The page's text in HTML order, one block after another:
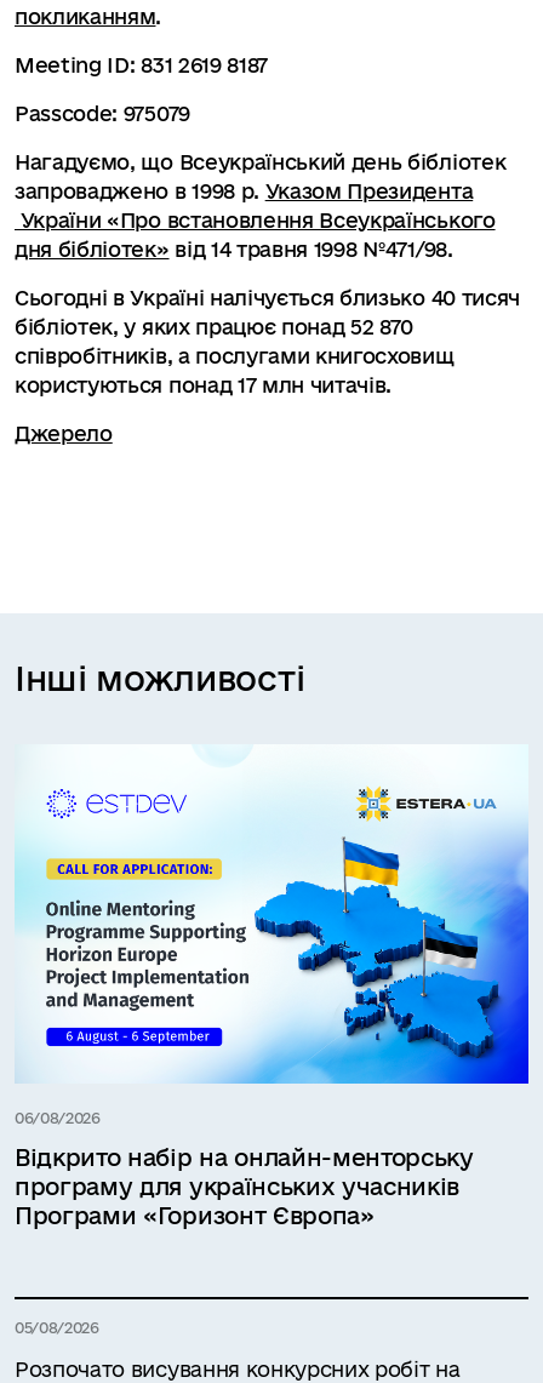
покликанням.
Meeting ID: 831 2619 8187
Passcode: 975079
Нагадуємо, що Всеукраїнський день бібліотек
запроваджено в 1998 р. Указом Президента
України «Про встановлення Всеукраїнського
дня бібліотек» від 14 травня 1998 №471/98.
Сьогодні в Україні налічується близько 40 тисяч
бібліотек, у яких працює понад 52 870
співробітників, а послугами книгосховищ
користуються понад 17 млн читачів.
Джерело
Інші можливості
06/08/2026
Відкрито набір на онлайн-менторську
програму для українських учасників
Програми «Горизонт Європа»
05/08/2026
Розпочато висування конкурсних робіт на